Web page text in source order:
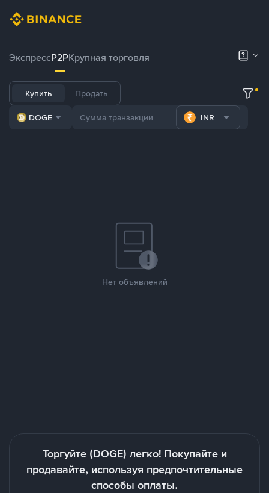
ЭкспрессP2PКрупная торговля
Купить Продать
DOGE INR
Нет объявлений
Торгуйте (DOGE) легко! Покупайте и
продавайте, используя предпочтительные
способы оплаты.